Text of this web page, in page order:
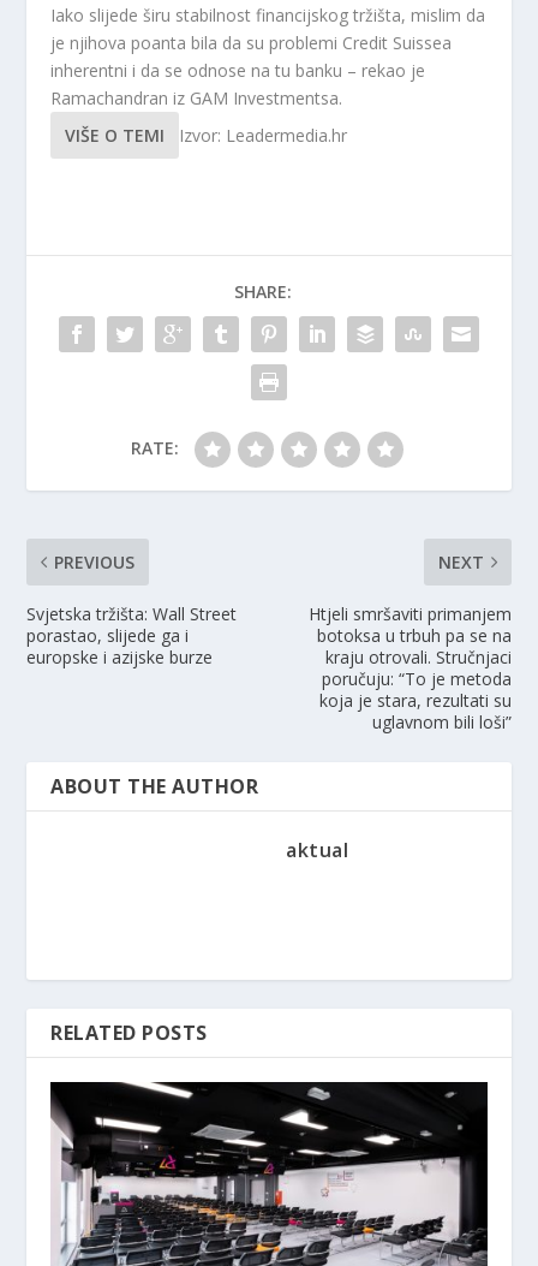
Iako slijede širu stabilnost financijskog tržišta, mislim da
je njihova poanta bila da su problemi Credit Suissea
inherentni i da se odnose na tu banku – rekao je
Ramachandran iz GAM Investmentsa.
VIŠE O TEMI
Izvor: Leadermedia.hr
SHARE:
RATE:
PREVIOUS
Svjetska tržišta: Wall Street
porastao, slijede ga i
europske i azijske burze
NEXT
Htjeli smršaviti primanjem
botoksa u trbuh pa se na
kraju otrovali. Stručnjaci
poručuju: “To je metoda
koja je stara, rezultati su
uglavnom bili loši”
ABOUT THE AUTHOR
aktual
RELATED POSTS